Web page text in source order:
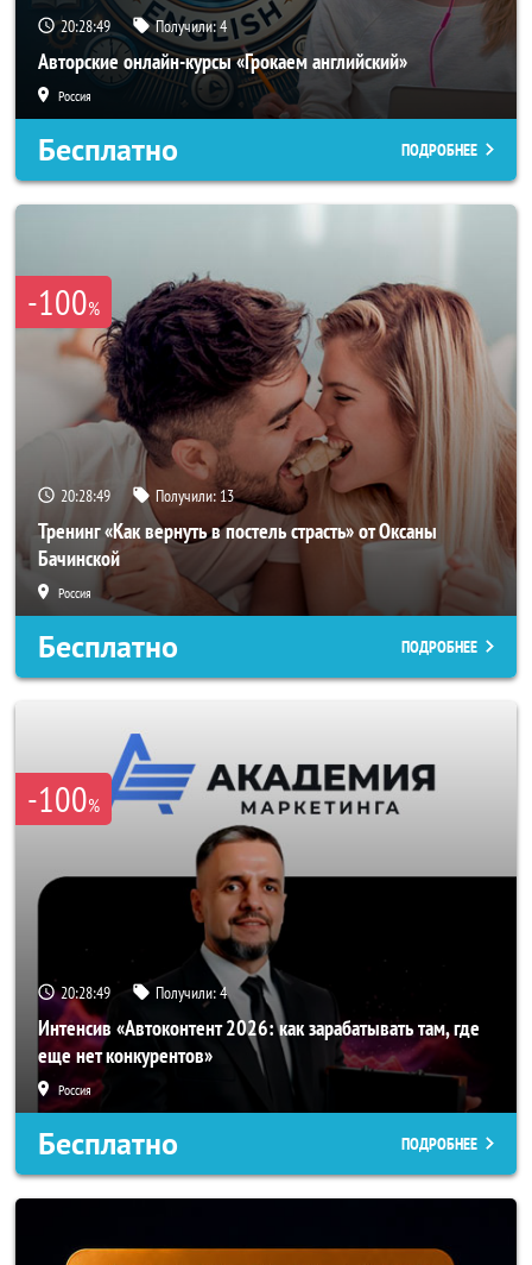
20:28:47 Получили:4
Авторские онлайн-курсы «Грокаем английский»
Россия
Бесплатно ПОДРОБНЕЕ
-100%
20:28:47 Получили: 13
Тренинг «Как вернуть в постель страсть» от Оксаны
Бачинской
Россия
Бесплатно ПОДРОБНЕЕ
-100%
20:28:47 Получили:4
Интенсив «Автоконтент 2026: как зарабатывать там, где
еще нет конкурентов»
Россия
Бесплатно ПОДРОБНЕЕ